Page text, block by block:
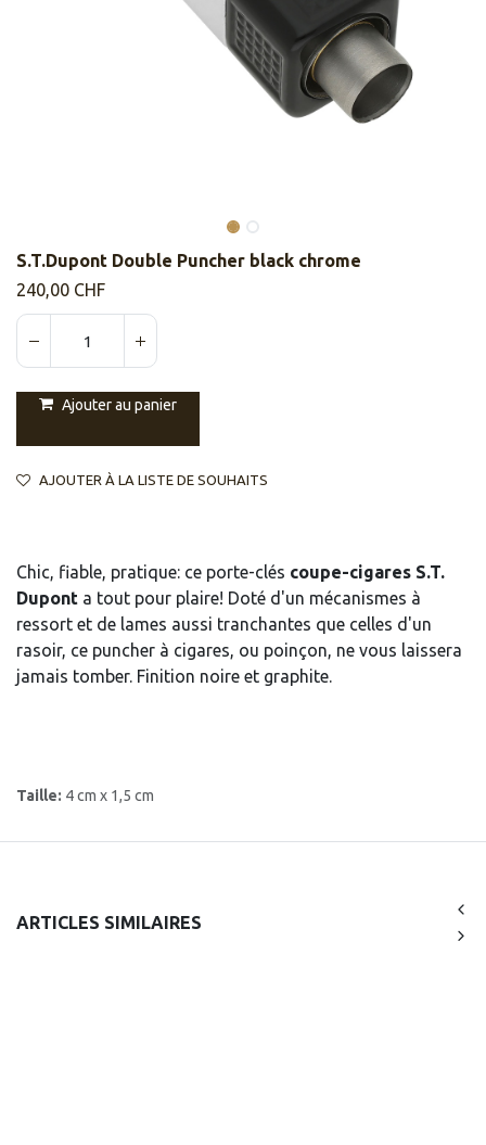
S.T.Dupont Double Puncher black chrome
240,00 CHF
Ajouter au panier
AJOUTER À LA LISTE DE SOUHAITS
Chic, fiable, pratique: ce porte-clés coupe-cigares S.T.
Dupont a tout pour plaire! Doté d'un mécanismes à
ressort et de lames aussi tranchantes que celles d'un
rasoir, ce puncher à cigares, ou poinçon, ne vous laissera
jamais tomber. Finition noire et graphite.
Taille: 4 cm x 1,5 cm
ARTICLES SIMILAIRES